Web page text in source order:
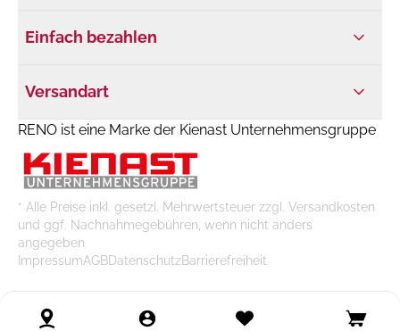
Einfach bezahlen
Versandart
RENO ist eine Marke der Kienast Unternehmensgruppe
* Alle Preise inkl. gesetzl. Mehrwertsteuer zzgl. Versandkosten
und ggf. Nachnahmegebühren, wenn nicht anders
angegeben
ImpressumAGBDatenschutzBarrierefreiheit